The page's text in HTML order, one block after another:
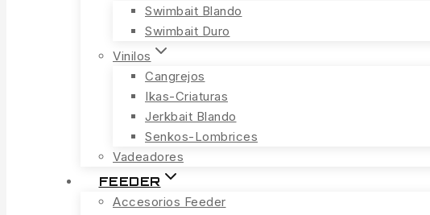
Swimbait Blando
Swimbait Duro
Vinilos
Cangrejos
Ikas-Criaturas
Jerkbait Blando
Senkos-Lombrices
Vadeadores
FEEDER
Accesorios Feeder